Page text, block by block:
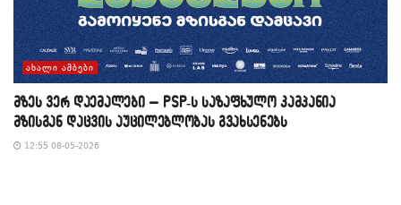
ᲐᲮᲐᲚᲘ ᲐᲛᲑᲔᲑᲘ
მზეს ვერ დაემალები – PSP-ს საზაფხულო კამპანია
მზისგან დაცვის აუცილებლობას გვახსენებს
12:55 08-05-2026